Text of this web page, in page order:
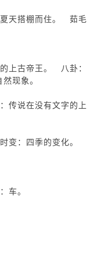
天搭棚而住。 茹
上古帝王。 八卦：
现象。
传说在没有文字的
变：四季的变化。
车。